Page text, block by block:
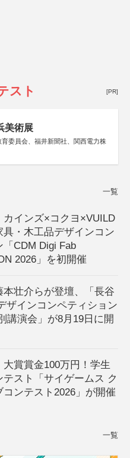
スト [PR]
美術展
委員会、福井新聞社、関西電力株
一覧
カインズ×コクヨ×VUILD
具・木工品デザインコン
「CDM Digi Fab
2026」を初開催
本壮介らが登壇、「長谷
ザインコンペティション
講演会」が8月19日に開
大賞賞金100万円！学生
テスト「サイゲームス ク
コンテスト2026」が開催
一覧